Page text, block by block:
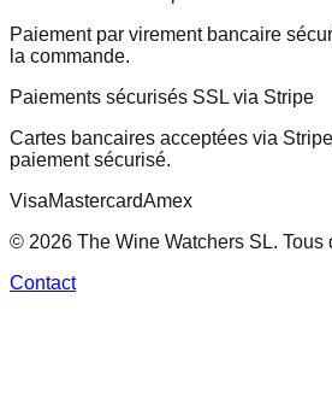
Paiement par virement bancaire
la commande.
Paiements sécurisés SSL via Stripe
Cartes bancaires acceptées via
paiement sécurisé.
VisaMastercardAmex
© 2026 The Wine Watchers SL. Tous
Contact